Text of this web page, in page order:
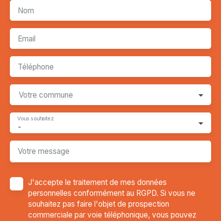
Nom
Email
Téléphone
Votre commune
-
Vous souhaitez
Votre message
J'accepte le traitement de mes données
personnelles conformément au RGPD. Si vous ne
souhaitez pas faire l'objet de prospection
commerciale par voie téléphonique, vous pouvez